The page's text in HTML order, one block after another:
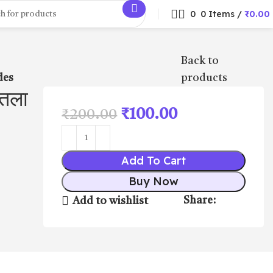
0 0 Items / ₹0.00
Back to
products
₹200.00 ₹100.00
Add To Cart
Buy Now
Add to wishlist Share: